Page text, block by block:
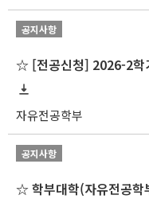
공지사항
자유전공학부
공지사항